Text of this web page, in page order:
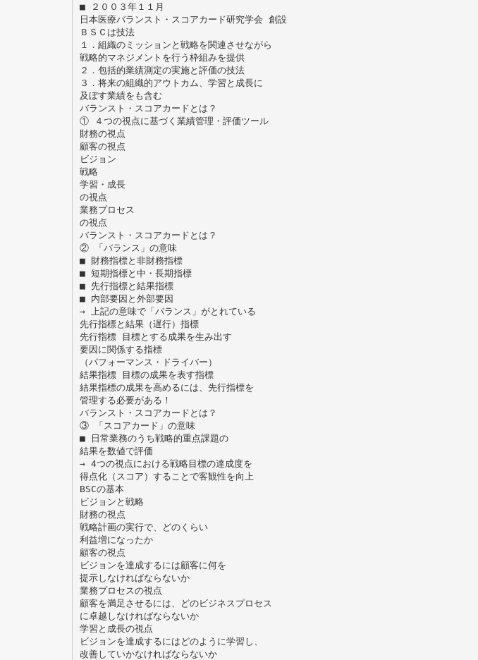
■ ２００３年１１月
日本医療バランスト・スコアカード研究学会 創設
ＢＳＣは技法
１．組織のミッションと戦略を関連させながら
戦略的マネジメントを行う枠組みを提供
２．包括的業績測定の実施と評価の技法
３．将来の組織的アウトカム、学習と成長に
及ぼす業績をも含む
バランスト・スコアカードとは？
① ４つの視点に基づく業績管理・評価ツール
財務の視点
顧客の視点
ビジョン
戦略
学習・成長
の視点
業務プロセス
の視点
バランスト・スコアカードとは？
② 「バランス」の意味
■ 財務指標と非財務指標
■ 短期指標と中・長期指標
■ 先行指標と結果指標
■ 内部要因と外部要因
→ 上記の意味で「バランス」がとれている
先行指標と結果（遅行）指標
先行指標 目標とする成果を生み出す
要因に関係する指標
（パフォーマンス・ドライバー）
結果指標 目標の成果を表す指標
結果指標の成果を高めるには、先行指標を
管理する必要がある！
バランスト・スコアカードとは？
③ 「スコアカード」の意味
■ 日常業務のうち戦略的重点課題の
結果を数値で評価
→ 4つの視点における戦略目標の達成度を
得点化（スコア）することで客観性を向上
BSCの基本
ビジョンと戦略
財務の視点
戦略計画の実行で、どのくらい
利益増になったか
顧客の視点
ビジョンを達成するには顧客に何を
提示しなければならないか
業務プロセスの視点
顧客を満足させるには、どのビジネスプロセス
に卓越しなければならないか
学習と成長の視点
ビジョンを達成するにはどのように学習し、
改善していかなければならないか